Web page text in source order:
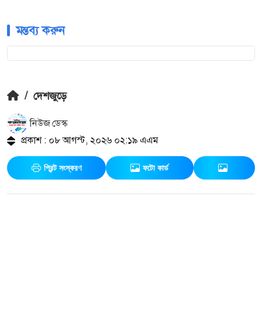
মন্তব্য করুন
/ দেশজুড়ে
নিউজ ডেস্ক
প্রকাশ : ০৮ আগস্ট, ২০২৬ ০২:১৯ এএম
প্রিন্ট সংস্করণ ফটো কার্ড